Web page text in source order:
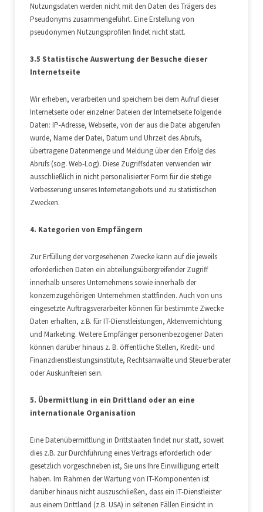
Nutzungsdaten werden nicht mit den Daten des Trägers des
Pseudonyms zusammengeführt. Eine Erstellung von
pseudonymen Nutzungsprofilen findet nicht statt.
3.5 Statistische Auswertung der Besuche dieser
Internetseite
Wir erheben, verarbeiten und speichern bei dem Aufruf dieser
Internetseite oder einzelner Dateien der Internetseite folgende
Daten: IP-Adresse, Webseite, von der aus die Datei abgerufen
wurde, Name der Datei, Datum und Uhrzeit des Abrufs,
übertragene Datenmenge und Meldung über den Erfolg des
Abrufs (sog. Web-Log). Diese Zugriffsdaten verwenden wir
ausschließlich in nicht personalisierter Form für die stetige
Verbesserung unseres Internetangebots und zu statistischen
Zwecken.
4. Kategorien von Empfängern
Zur Erfüllung der vorgesehenen Zwecke kann auf die jeweils
erforderlichen Daten ein abteilungsübergreifender Zugriff
innerhalb unseres Unternehmens sowie innerhalb der
konzernzugehörigen Unternehmen stattfinden. Auch von uns
eingesetzte Auftragsverarbeiter können für bestimmte Zwecke
Daten erhalten, z.B. für IT-Dienstleistungen, Aktenvernichtung
und Marketing. Weitere Empfänger personenbezogener Daten
können darüber hinaus z. B. öffentliche Stellen, Kredit- und
Finanzdienstleistungsinstitute, Rechtsanwälte und Steuerberater
oder Auskunfteien sein.
5. Übermittlung in ein Drittland oder an eine
internationale Organisation
Eine Datenübermittlung in Drittstaaten findet nur statt, soweit
dies z.B. zur Durchführung eines Vertrags erforderlich oder
gesetzlich vorgeschrieben ist, Sie uns Ihre Einwilligung erteilt
haben. Im Rahmen der Wartung von IT-Komponenten ist
darüber hinaus nicht auszuschließen, dass ein IT-Dienstleister
aus einem Drittland (z.B. USA) in seltenen Fällen Einsicht in